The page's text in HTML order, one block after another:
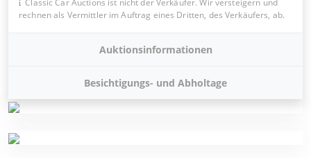
Classic Car Auctions ist nicht der Verkäufer. Wir versteigern und
rechnen als Vermittler im Auftrag eines Dritten, des Verkäufers, ab.
Auktionsinformationen
Besichtigungs- und Abholtage